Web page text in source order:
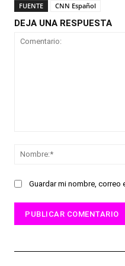
FUENTE CNN Español
DEJA UNA RESPUESTA
Guardar mi nombre, correo